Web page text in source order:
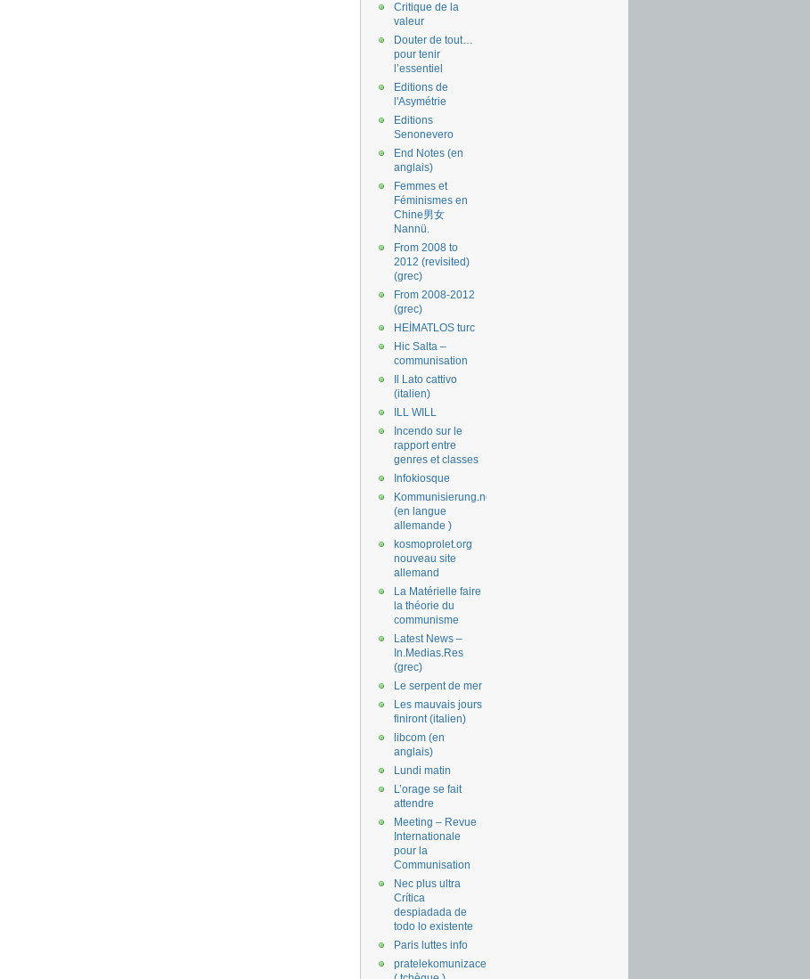
Critique de la
valeur
Douter de tout…
pour tenir
l’essentiel
Editions de
l'Asymétrie
Editions
Senonevero
End Notes (en
anglais)
Femmes et
Féminismes en
Chine男女
Nannü.
From 2008 to
2012 (revisited)
(grec)
From 2008-2012
(grec)
HEİMATLOS turc
Hic Salta –
communisation
Il Lato cattivo
(italien)
ILL WILL
Incendo sur le
rapport entre
genres et classes
Infokiosque
Kommunisierung.net
(en langue
allemande )
kosmoprolet.org
nouveau site
allemand
La Matérielle faire
la théorie du
communisme
Latest News –
In.Medias.Res
(grec)
Le serpent de mer
Les mauvais jours
finiront (italien)
libcom (en
anglais)
Lundi matin
L’orage se fait
attendre
Meeting – Revue
Internationale
pour la
Communisation
Nec plus ultra
Crítica
despiadada de
todo lo existente
Paris luttes info
pratelekomunizace